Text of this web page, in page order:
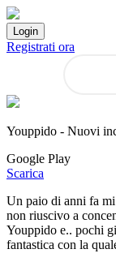
Registrati ora
Youppido - Nuovi
Google Play
Scarica
Un paio di anni fa
non riuscivo a
Youppido e.. pochi
fantastica con la